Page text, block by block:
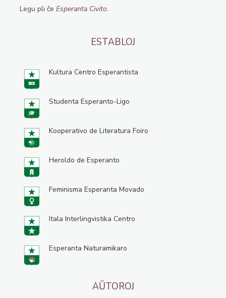
Legu pli ĉe Esperanta Civito.
ESTABLOJ
Kultura Centro Esperantista
Studenta Esperanto-Ligo
Kooperativo de Literatura Foiro
Heroldo de Esperanto
Feminisma Esperanta Movado
Itala Interlingvistika Centro
Esperanta Naturamikaro
AŬTOROJ